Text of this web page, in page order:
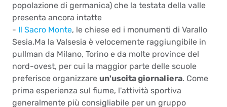
popolazione di germanica) che la testata della valle
presenta ancora intatte
- Il Sacro Monte, le chiese ed i monumenti di Varallo
Sesia.Ma la Valsesia è velocemente raggiungibile in
pullman da Milano, Torino e da molte province del
nord-ovest, per cui la maggior parte delle scuole
preferisce organizzare un'uscita giornaliera. Come
prima esperienza sul fiume, l'attività sportiva
generalmente più consigliabile per un gruppo